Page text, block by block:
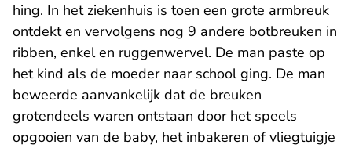
hing. In het ziekenhuis is toen een grote armbreuk
ontdekt en vervolgens nog 9 andere botbreuken in
ribben, enkel en ruggenwervel. De man paste op
het kind als de moeder naar school ging. De man
beweerde aanvankelijk dat de breuken
grotendeels waren ontstaan door het speels
opgooien van de baby, het inbakeren of vliegtuigje